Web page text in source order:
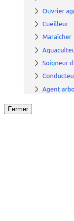
Fermer